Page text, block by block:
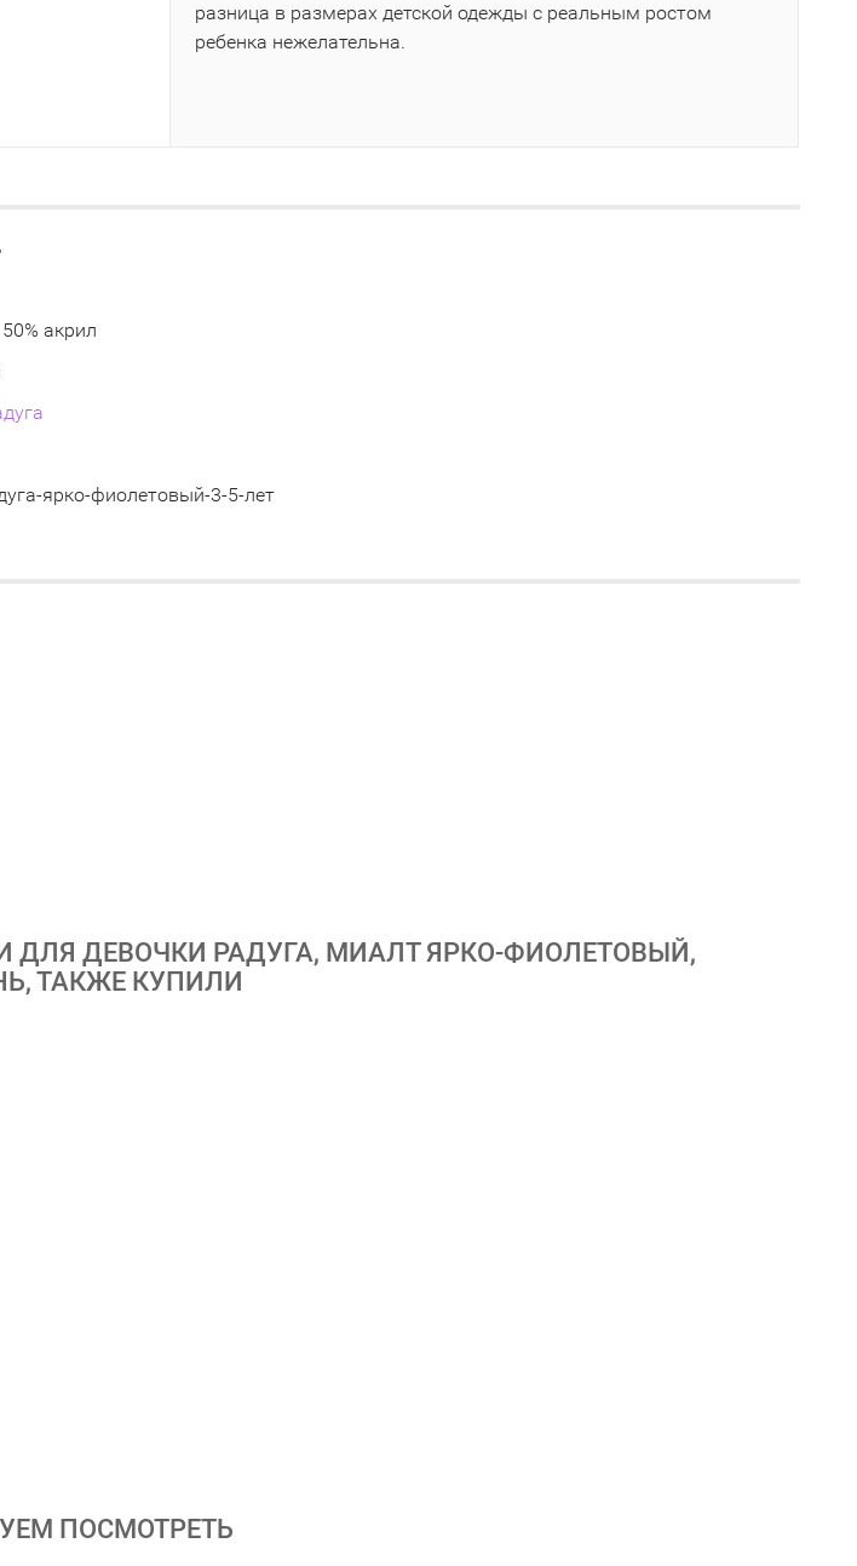
разница в размерах детской одежды с реальным ростом
ребенка нежелательна.
акрил
ярко-фиолетовый-3-5-лет
ДЛЯ ДЕВОЧКИ РАДУГА, МИАЛТ ЯРКО-ФИОЛЕТОВЫЙ,
ТАКЖЕ КУПИЛИ
ПОСМОТРЕТЬ